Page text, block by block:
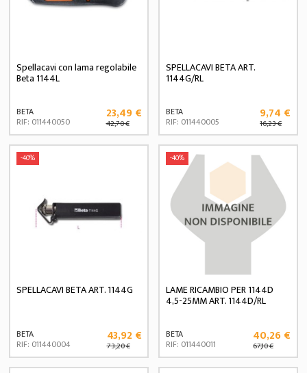
Spellacavi con lama regolabile
Beta 1144L
BETA
RIF: 011440050 23,49 €
42,70 €
SPELLACAVI BETA ART.
1144G/RL
BETA
RIF: 011440005 9,74 €
16,23 €
-40%
SPELLACAVI BETA ART. 1144G
BETA
RIF: 011440004 43,92 €
73,20 €
-40%
LAME RICAMBIO PER 1144D
4,5-25MM ART. 1144D/RL
BETA
RIF: 011440011 40,26 €
67,10 €